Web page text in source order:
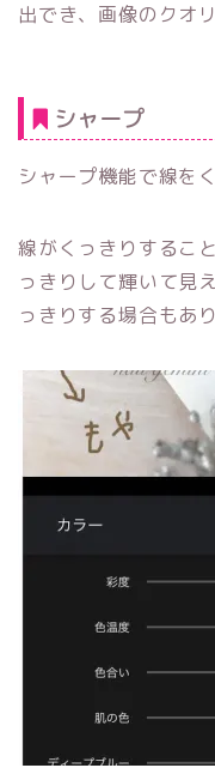
出でき、画像のクオ
シャープ
シャープ機能で線を
線がくっきりするこ
っきりして輝いて見
っきりする場合もあ